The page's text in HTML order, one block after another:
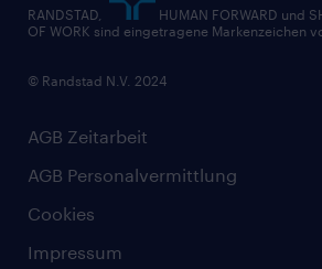
AGB Zeitarbeit
AGB Personalvermittlung
Cookies
Impressum
RANDSTAD,
HUMAN FORWARD und
OF WORK sind eingetragene Markenzeichen
© Randstad N.V. 2024